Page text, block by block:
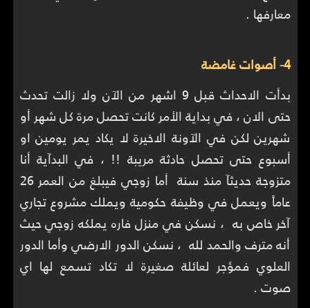
معارفها .
4- أصوات غامضة
بدأت الاحداث قبل 9 اشهر من الآن ولا زالت تحدث
حتى الان ، في بداية الأمر كانت تحصل مرة كل شهر أو
شهرين لكن في الآونة الاخيرة لا يكاد يمر يومين او
أسبوع حتى تحصل حادثة مريبة !! ، في البدآية أنا
متزوجة حديثآ منذ سنة أما زوجي فيبلغ من العمر 26
عاماً ويعمل في وظيفة حكومية ويملك مشروع تجاري
آخر خاص به ، نسكن في منزل فاره يملكه زوجي حيث
أنه مترف والحمد لله ، نسكن الدور الارضي وأما الدور
العلوي فمؤجر لعائلة صغيرة لا تكاد تسمع لها اي
صوت .